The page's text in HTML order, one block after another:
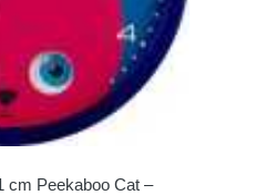
cm Peekaboo Cat –